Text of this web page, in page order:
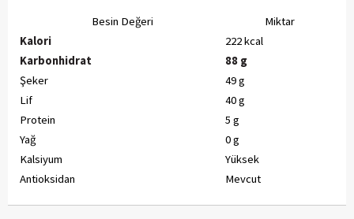
Besin Değeri
Miktar
Kalori
222 kcal
Karbonhidrat
88 g
Şeker
49 g
Lif
40 g
Protein
5 g
Yağ
0 g
Kalsiyum
Yüksek
Antioksidan
Mevcut